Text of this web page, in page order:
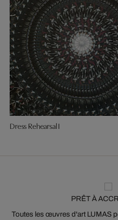
Dress Rehearsal I
PRÊT À
Toutes les œuvres d'art LUMAS